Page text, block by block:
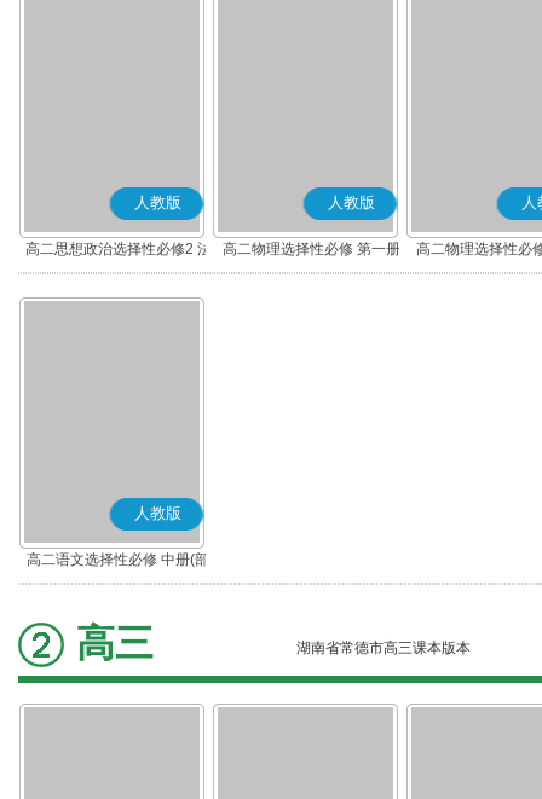
人教版
高二思想政治选择性必修2 法
律与生活(部编版)
人教版
高二物理选择性必修 第一册
人
高二物理选择性必
人教版
高二语文选择性必修 中册(部
编版)
高三 湖南省常德市高三课本版本